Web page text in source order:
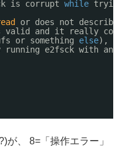
is corrupt while
or does not
and it really
or something else),
e2fsck with an
が、 8=「操作エラー」